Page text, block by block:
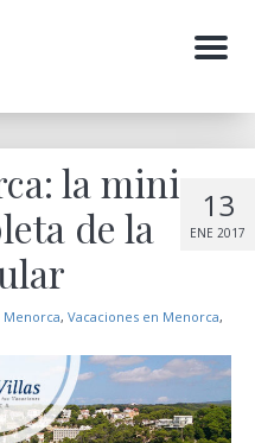
Menu
13
ENE 2017
la mini
de la
, Vacaciones en Menorca,